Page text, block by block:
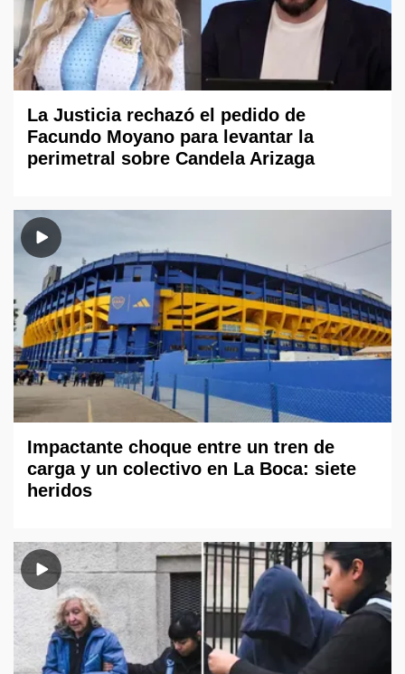
La Justicia rechazó el pedido de
Facundo Moyano para levantar la
perimetral sobre Candela Arizaga
Impactante choque entre un tren de
carga y un colectivo en La Boca: siete
heridos